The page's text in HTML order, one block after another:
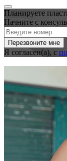
Планируете
Начните с
Я согласен(а), с